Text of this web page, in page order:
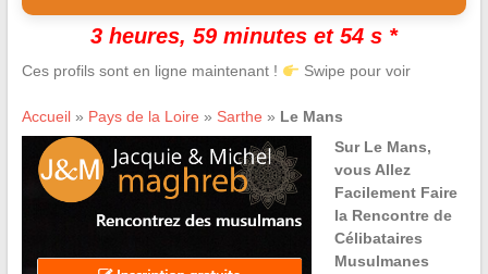
3 heures, 59 minutes et 54 s *
Ces profils sont en ligne maintenant ! Swipe pour voir
Accueil» Pays de la Loire » Sarthe » Le Mans
Sur Le Mans,
vous Allez
Facilement Faire
la Rencontre de
Célibataires
Musulmanes